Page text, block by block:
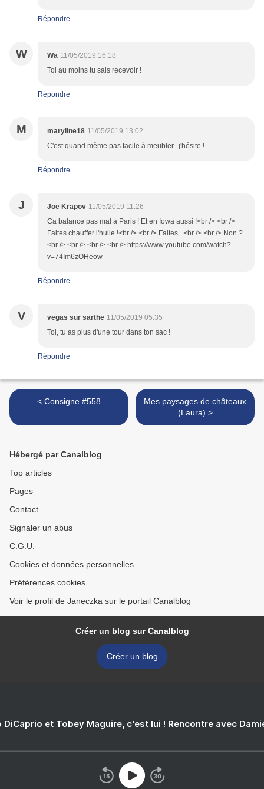
Répondre
W Wa 11/05/2019 16:18
Toi au moins tu sais recevoir !
Répondre
M maryline18 11/05/2019 13:02
C'est quand même pas facile à meubler...j'hésite !
Répondre
J Joe Krapov 11/05/2019 11:26
Ca balance pas mal à Paris ! Et en Iowa aussi !<br /> <br />
Faites chauffer l'huile !<br /> <br /> Faites...<br /> <br /> Non ?
<br /> <br /> <br /> <br /> https://www.youtube.com/watch?
v=74Im6zOHeow
Répondre
V vegas sur sarthe 11/05/2019 05:35
Toi, tu as plus d'une tour dans ton sac !
Répondre
< Consigne #558
Mes paysages de châteaux
(Laura) >
Hébergé par Canalblog
Top articles
Pages
Contact
Signaler un abus
C.G.U.
Cookies et données personnelles
Préférences cookies
Voir le profil de Janeczka sur le portail Canalblog
Créer un blog sur Canalblog
Créer un blog
DiCaprio et Tobey Maguire, c'est lui ! Rencontre avec